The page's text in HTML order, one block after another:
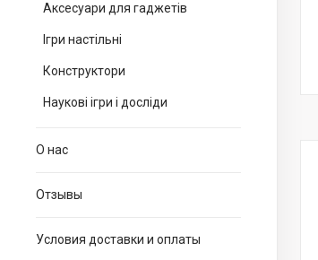
Аксесуари для гаджетів
Ігри настільні
Конструктори
Наукові ігри і досліди
О нас
Отзывы
Условия доставки и оплаты